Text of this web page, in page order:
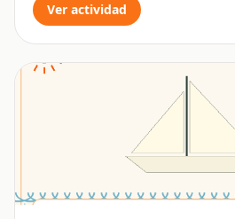
Ver actividad